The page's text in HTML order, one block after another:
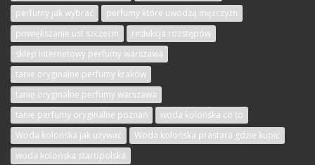
perfumy jak wybrać
perfumy które uwodzą mężczyzn
powiększanie ust szczecin
redukcja rozstępów
sklep internetowy perfumy warszawa
tanie oryginalne perfumy kraków
tanie oryginalne perfumy warszawa
tanie perfumy oryginalne poznań
woda kolońska co to
Woda kolońska jak używać
Woda kolońska prastara gdzie kupić
woda kolońska staropolska